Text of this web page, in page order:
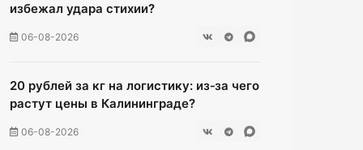
избежал удара стихии?
06-08-2026
20 рублей за кг на логистику: из‑за чего
растут цены в Калининграде?
06-08-2026